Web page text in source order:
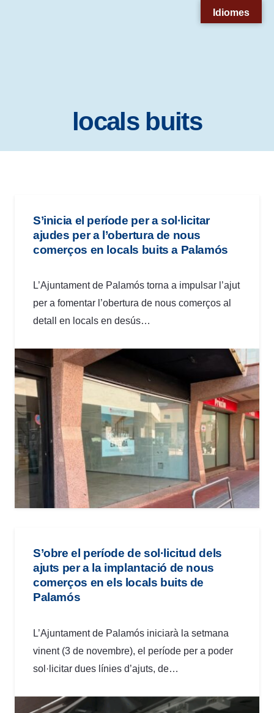
accesibilidad.
locals buits
S’inicia el període per a sol·licitar
ajudes per a l’obertura de nous
comerços en locals buits a Palamós
L’Ajuntament de Palamós torna a impulsar l’ajut
per a fomentar l’obertura de nous comerços al
detall en locals en desús…
S’obre el període de sol·licitud dels
ajuts per a la implantació de nous
comerços en els locals buits de
Palamós
L’Ajuntament de Palamós iniciarà la setmana
vinent (3 de novembre), el període per a poder
sol·licitar dues línies d’ajuts, de…
Idiomes